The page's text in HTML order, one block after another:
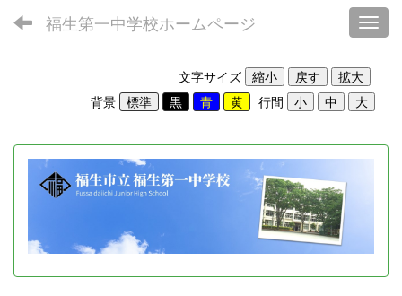
福生第一中学校ホームページ
文字サイズ
背景
行間